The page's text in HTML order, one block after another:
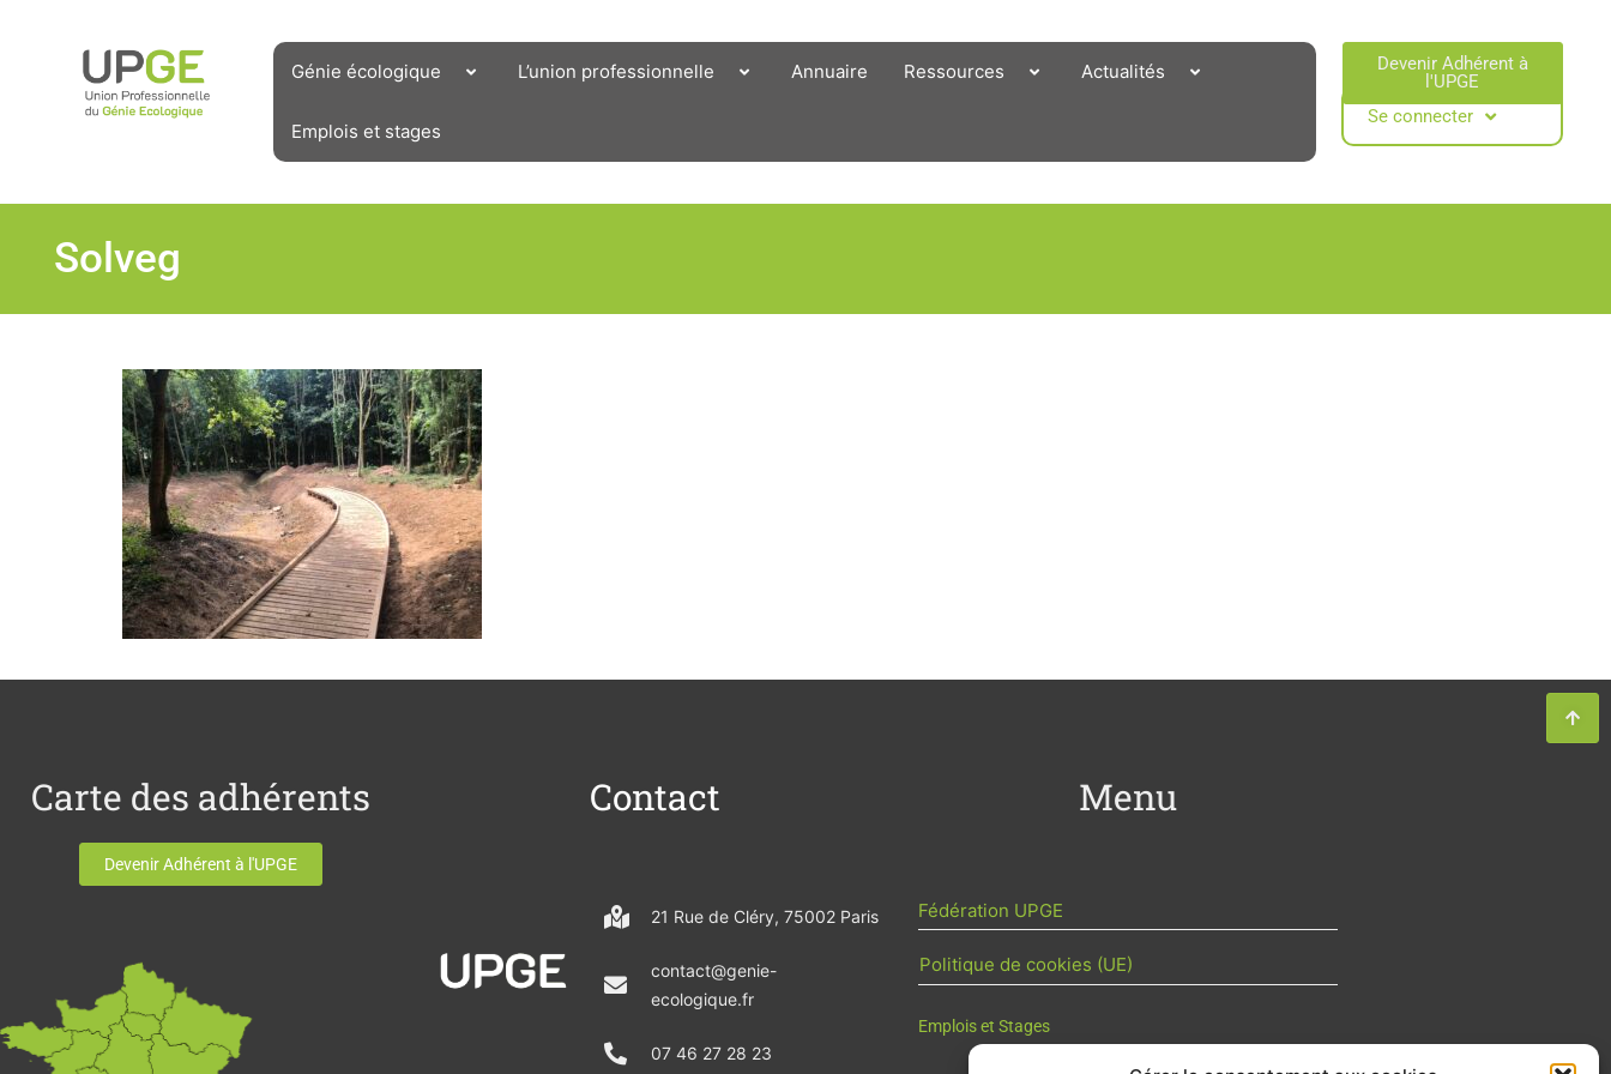
Génie écologique L’union professionnelle Annuaire Ressources Actualités
Emplois et stages
Devenir Adhérent à
l'UPGE​
Se connecter
Solveg
Carte des adhérents
Devenir Adhérent à l'UPGE
Contact
21 Rue de Cléry, 75002 Paris
contact@genie-
ecologique.fr
07 46 27 28 23
Menu
Fédération UPGE
Politique de cookies (UE)
Emplois et Stages